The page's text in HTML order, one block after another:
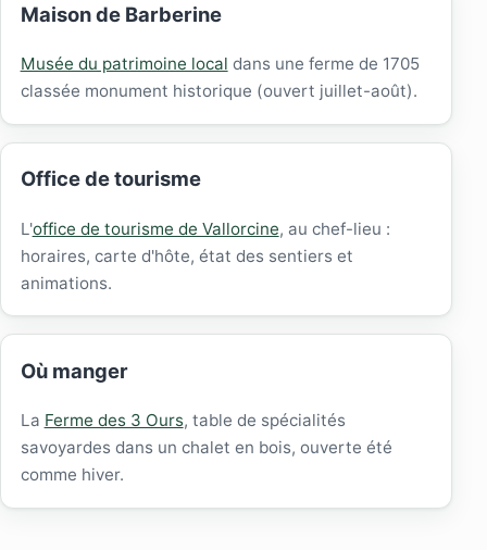
Maison de Barberine
Musée du patrimoine local dans une ferme de 1705
classée monument historique (ouvert juillet-août).
Office de tourisme
L'office de tourisme de Vallorcine, au chef-lieu :
horaires, carte d'hôte, état des sentiers et
animations.
Où manger
La Ferme des 3 Ours, table de spécialités
savoyardes dans un chalet en bois, ouverte été
comme hiver.